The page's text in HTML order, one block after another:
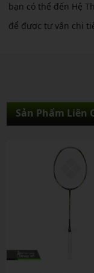
bạn có thể đến Hệ
để được tư vấn chi
Sản Phẩm Liên